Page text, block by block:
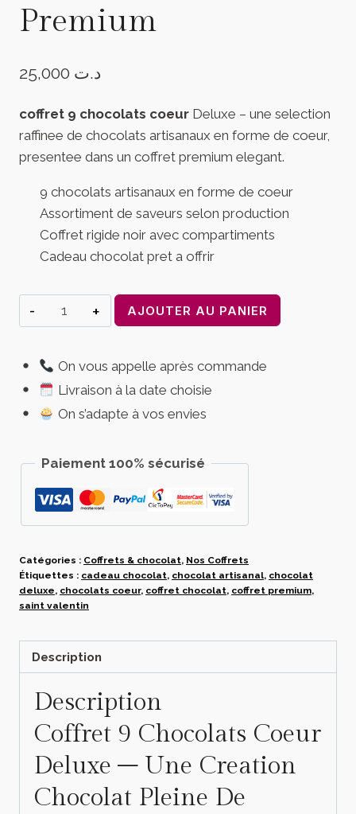
Premium
د.ت
coffret 9 chocolats coeur Deluxe – une selection
raffinee de chocolats artisanaux en forme de coeur,
presentee dans un coffret premium elegant.
9 chocolats artisanaux en forme de coeur
Assortiment de saveurs selon production
Coffret rigide noir avec compartiments
Cadeau chocolat pret a offrir
quantité
de
9
chocolats
coeur
chocolat
AJOUTER AU PANIER
On vous appelle après commande
Livraison à la date choisie
On s’adapte à vos envies
Paiement 100% sécurisé
Catégories : Coffrets & chocolat, Nos Coffrets
Étiquettes : cadeau chocolat, chocolat artisanal, chocolat
deluxe, chocolats coeur, coffret chocolat, coffret premium,
saint valentin
Description
Description
Coffret 9 Chocolats Coeur
Deluxe – Une Creation
Chocolat Pleine De